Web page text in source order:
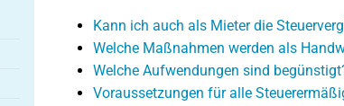
Kann ich auch als Mieter die
Welche Maßnahmen werden als
Welche Aufwendungen sind
Voraussetzungen für alle